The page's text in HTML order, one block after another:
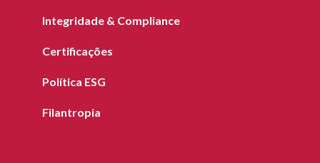
Integridade & Compliance
Certificações
Política ESG
Filantropia